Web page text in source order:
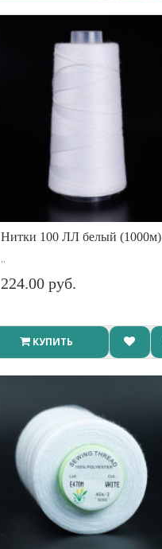
Нитки 100 ЛЛ белый (1000м)
..
224.00 руб.
КУПИТЬ